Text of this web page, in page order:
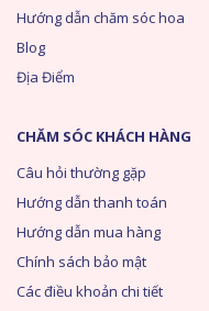
Hướng dẫn chăm sóc hoa
Blog
Địa Điểm
CHĂM SÓC KHÁCH HÀNG
Câu hỏi thường gặp
Hướng dẫn thanh toán
Hướng dẫn mua hàng
Chính sách bảo mật
Các điều khoản chi tiết